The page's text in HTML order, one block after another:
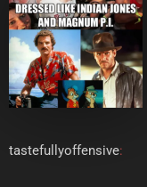
tastefullyoffensive: